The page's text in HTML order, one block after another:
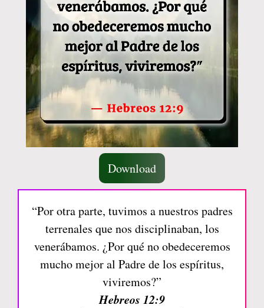
Download
“Por otra parte, tuvimos a nuestros padres
terrenales que nos disciplinaban, los
venerábamos. ¿Por qué no obedeceremos
mucho mejor al Padre de los espíritus,
viviremos?”
Hebreos 12:9